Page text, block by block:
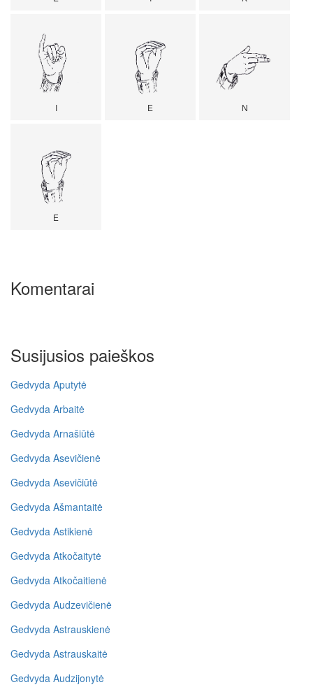
I E N
E
Komentarai
Susijusios paieškos
Gedvyda Aputytė
Gedvyda Arbaitė
Gedvyda Arnašiūtė
Gedvyda Asevičienė
Gedvyda Asevičiūtė
Gedvyda Ašmantaitė
Gedvyda Astikienė
Gedvyda Atkočaitytė
Gedvyda Atkočaitienė
Gedvyda Audzevičienė
Gedvyda Astrauskienė
Gedvyda Astrauskaitė
Gedvyda Audzijonytė